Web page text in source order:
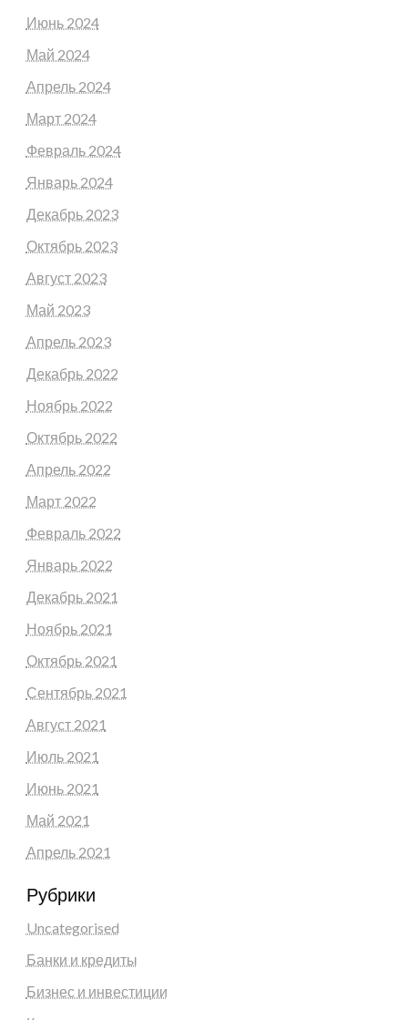
Июнь 2024
Май 2024
Апрель 2024
Март 2024
Февраль 2024
Январь 2024
Декабрь 2023
Октябрь 2023
Август 2023
Май 2023
Апрель 2023
Декабрь 2022
Ноябрь 2022
Октябрь 2022
Апрель 2022
Март 2022
Февраль 2022
Январь 2022
Декабрь 2021
Ноябрь 2021
Октябрь 2021
Сентябрь 2021
Август 2021
Июль 2021
Июнь 2021
Май 2021
Апрель 2021
Рубрики
Uncategorised
Банки и кредиты
Бизнес и инвестиции